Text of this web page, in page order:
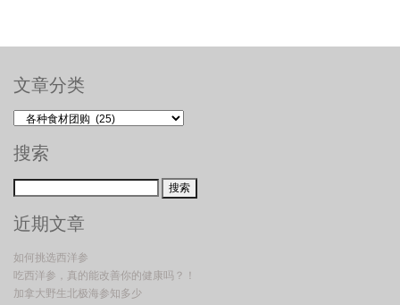
文章分类
搜索
近期文章
如何挑选西洋参
吃西洋参，真的能改善你的健康吗？！
加拿大野生北极海参知多少